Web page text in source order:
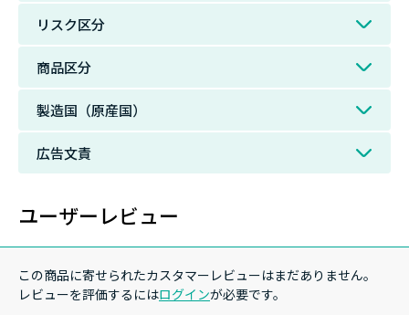
リスク区分
商品区分
製造国（原産国）
広告文責
ユーザーレビュー
この商品に寄せられたカスタマーレビューはまだありません。
レビューを評価するにはログインが必要です。